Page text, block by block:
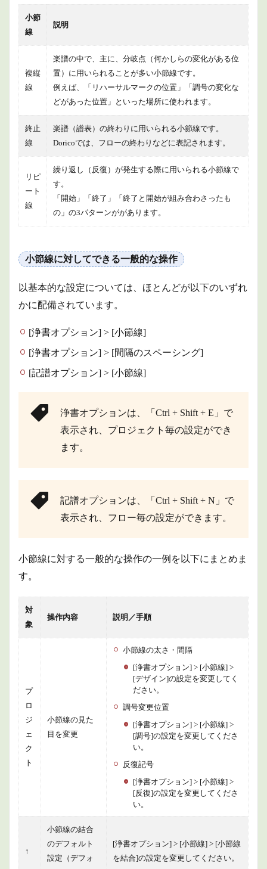
小節
線
説明
複縦
線
楽譜の中で、主に、分岐点（何かしらの変化がある位
置）に用いられることが多い小節線です。
例えば、「リハーサルマークの位置」「調号の変化な
どがあった位置」といった場所に使われます。
終止
線
楽譜（譜表）の終わりに用いられる小節線です。
Doricoでは、フローの終わりなどに表記されます。
リピ
ート
線
繰り返し（反復）が発生する際に用いられる小節線で
す。
「開始」「終了」「終了と開始が組み合わさったも
の」の3パターンががあります。
小節線に対してできる一般的な操作
以基本的な設定については、ほとんどが以下のいずれ
かに配備されています。
[浄書オプション] > [小節線]
[浄書オプション] > [間隔のスペーシング]
[記譜オプション] > [小節線]
浄書オプションは、「Ctrl + Shift + E」で
表示され、プロジェクト毎の設定ができ
ます。
記譜オプションは、「Ctrl + Shift + N」で
表示され、フロー毎の設定ができます。
小節線に対する一般的な操作の一例を以下にまとめま
す。
対
象
操作内容 説明／手順
プ
ロ
ジ
ェ
ク
ト
小節線の見た
目を変更
小節線の太さ・間隔
[浄書オプション] > [小節線] >
[デザイン]の設定を変更してく
ださい。
調号変更位置
[浄書オプション] > [小節線] >
[調号]の設定を変更してくださ
い。
反復記号
[浄書オプション] > [小節線] >
[反復]の設定を変更してくださ
い。
↑
小節線の結合
のデフォルト
設定（デフォ
[浄書オプション] > [小節線] > [小節線
を結合]の設定を変更してください。